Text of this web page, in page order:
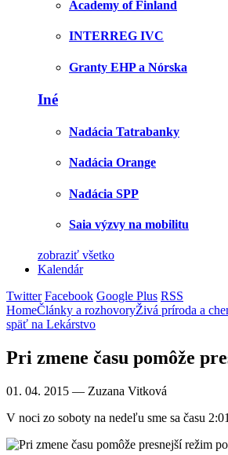
Academy of Finland
INTERREG IVC
Granty EHP a Nórska
Iné
Nadácia Tatrabanky
Nadácia Orange
Nadácia SPP
Saia výzvy na mobilitu
zobraziť všetko
Kalendár
Twitter Facebook Google Plus RSS
HomeČlánky a rozhovoryŽivá príroda a
späť na Lekárstvo
Pri zmene času pomôže
01. 04. 2015 — Zuzana Vitková
V noci zo soboty na nedeľu sme sa času